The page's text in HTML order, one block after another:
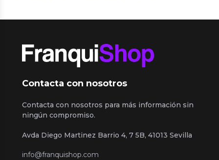
Contacta con nosotros
Contacta con nosotros para más información sin
ningún compromiso.
Avda Diego Martinez Barrio 4, 7 5B, 41013 Sevilla
info@franquishop.com